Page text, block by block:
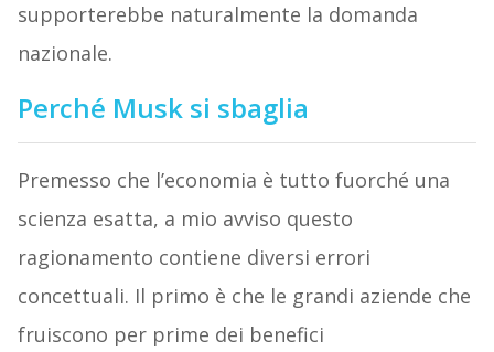
supporterebbe naturalmente la domanda
nazionale.
Perché Musk si sbaglia
Premesso che l’economia è tutto fuorché una
scienza esatta, a mio avviso questo
ragionamento contiene diversi errori
concettuali. Il primo è che le grandi aziende che
fruiscono per prime dei benefici